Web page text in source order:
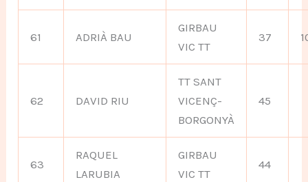
61 ADRIÀ BAU
GIRBAU
VIC TT
37
62 DAVID RIU
TT SANT
VICENÇ-
BORGONYÀ
45
63
RAQUEL
LARUBIA
GIRBAU
VIC TT
44